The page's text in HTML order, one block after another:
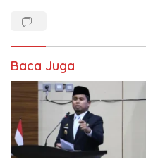
Baca Juga